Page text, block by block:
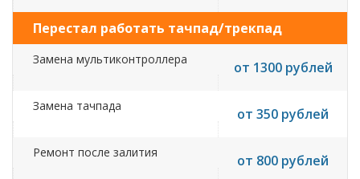
Перестал работать тачпад/трекпад
Замена мультиконтроллера от 1300 рублей
Замена тачпада от 350 рублей
Ремонт после залития от 800 рублей